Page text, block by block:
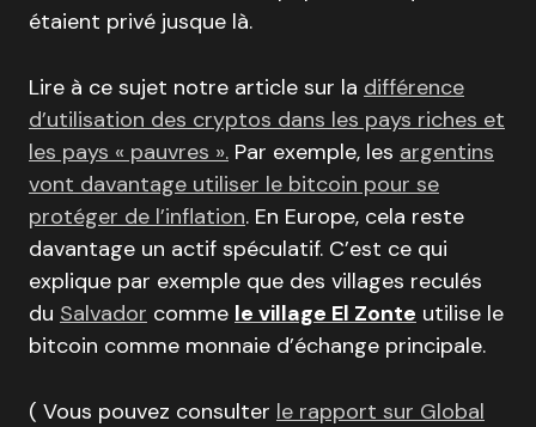
étaient privé jusque là.
Lire à ce sujet notre article sur la différence
d’utilisation des cryptos dans les pays riches et
les pays « pauvres ». Par exemple, les argentins
vont davantage utiliser le bitcoin pour se
protéger de l’inflation. En Europe, cela reste
davantage un actif spéculatif. C’est ce qui
explique par exemple que des villages reculés
du Salvador comme le village El Zonte utilise le
bitcoin comme monnaie d’échange principale.
( Vous pouvez consulter le rapport sur Global